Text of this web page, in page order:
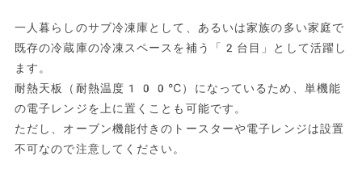
一人暮らしのサブ冷凍庫として、あるいは家族の多い家庭で
既存の冷蔵庫の冷凍スペースを補う「2台目」として活躍し
ます。
耐熱天板（耐熱温度100℃）になっているため、単機能
の電子レンジを上に置くことも可能です。
ただし、オーブン機能付きのトースターや電子レンジは設置
不可なので注意してください。